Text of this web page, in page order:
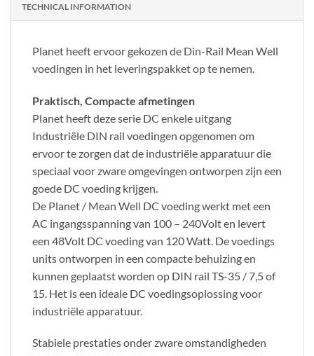
TECHNICAL INFORMATION
Planet heeft ervoor gekozen de Din-Rail Mean Well
voedingen in het leveringspakket op te nemen.
Praktisch, Compacte afmetingen
Planet heeft deze serie DC enkele uitgang
Industriële DIN rail voedingen opgenomen om
ervoor te zorgen dat de industriële apparatuur die
speciaal voor zware omgevingen ontworpen zijn een
goede DC voeding krijgen.
De Planet / Mean Well DC voeding werkt met een
AC ingangsspanning van 100 – 240Volt en levert
een 48Volt DC voeding van 120 Watt. De voedings
units ontworpen in een compacte behuizing en
kunnen geplaatst worden op DIN rail TS-35 / 7,5 of
15. Het is een ideale DC voedingsoplossing voor
industriële apparatuur.
Stabiele prestaties onder zware omstandigheden